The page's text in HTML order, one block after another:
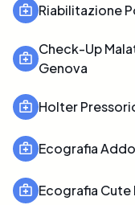
Riabilitazione
Check-Up
Genova
Holter
Ecografia
Ecografia